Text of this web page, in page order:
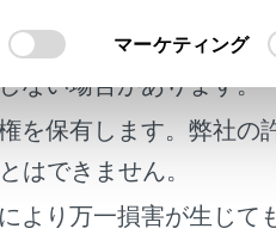
マーケティング
ないでください。運転中は
でのみ少しのあいだだけ画
してください。正常に自車
ます。
あります。運転規制（左折禁
正誤表等が掲載されて
ない場合があります。
を保有します。弊社の
はできません。
り万一損害が生じて